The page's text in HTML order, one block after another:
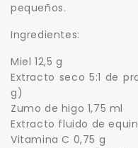
pequeños.
Ingredientes:
Miel 12,5 g
Extracto seco 5:1 de
g)
Zumo de higo 1,75 ml
Extracto fluido de
Vitamina C 0,75 g